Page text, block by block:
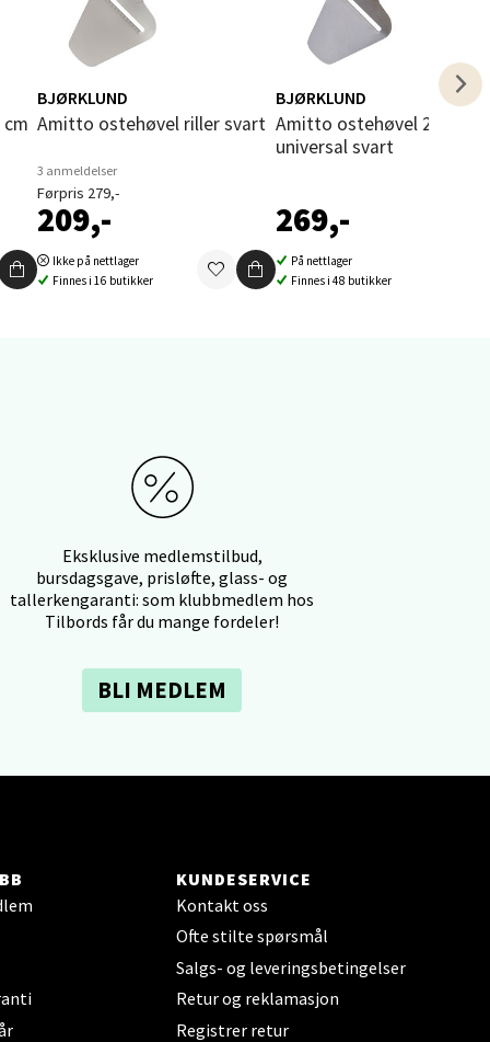
BJØRKLUND
Amitto ostehøvel riller svart
3 anmeldelser
Førpris 279,-
209,-
Ikke på nettlager
Finnes i 16 butikker
BJØRKLUND
Amitto ostehøvel 23 cm
universal svart
269,-
På nettlager
Finnes i 48 butikker
Eksklusive medlemstilbud,
bursdagsgave, prisløfte, glass- og
tallerkengaranti: som klubbmedlem hos
Tilbords får du mange fordeler!
BLI MEDLEM
KUNDESERVICE
Kontakt oss
Ofte stilte spørsmål
Salgs- og leveringsbetingelser
Retur og reklamasjon
Registrer retur